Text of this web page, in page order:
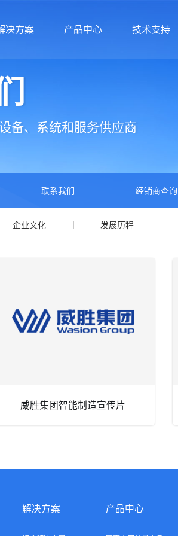
决方案
决方案
产品中心 技术支持
备、系统和服务供应商
联系我们 经销商查询
企业文化 发展历程
威胜集团智能制造宣传片
解决方案 产品中心